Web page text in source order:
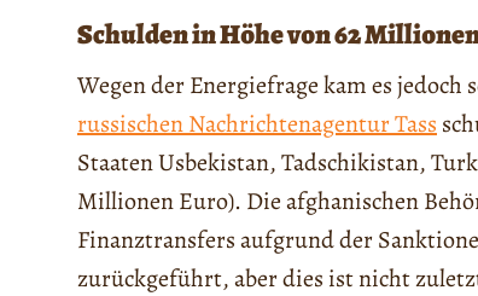
Schulden in Höhe von 62
Wegen der Energiefrage kam es
russischen Nachrichtenagentur Tass
Staaten Usbekistan, Tadschikistan,
Millionen Euro). Die afghanischen
Finanztransfers aufgrund der
zurückgeführt, aber dies ist nicht